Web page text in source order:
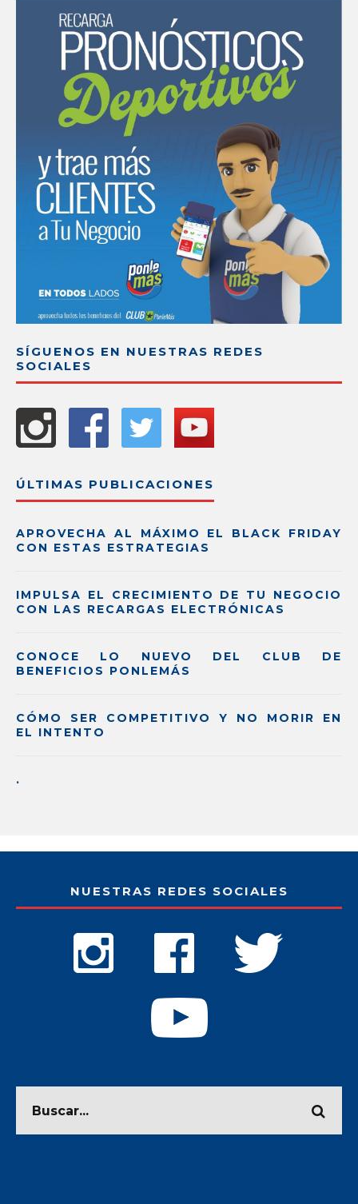
SÍGUENOS EN NUESTRAS REDES
SOCIALES
ÚLTIMAS PUBLICACIONES
APROVECHA AL MÁXIMO EL BLACK FRIDAY
CON ESTAS ESTRATEGIAS
IMPULSA EL CRECIMIENTO DE TU NEGOCIO
CON LAS RECARGAS ELECTRÓNICAS
CONOCE LO NUEVO DEL CLUB DE
BENEFICIOS PONLEMÁS
CÓMO SER COMPETITIVO Y NO MORIR EN
EL INTENTO
.
NUESTRAS REDES SOCIALES